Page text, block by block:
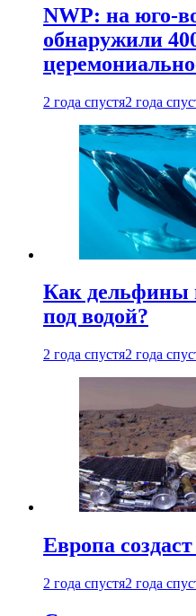
NWP: на юго-
обнаружили
2 года спустя2 года
Как дельфины
под водой?
2 года спустя2 года
Европа
2 года спустя2 года